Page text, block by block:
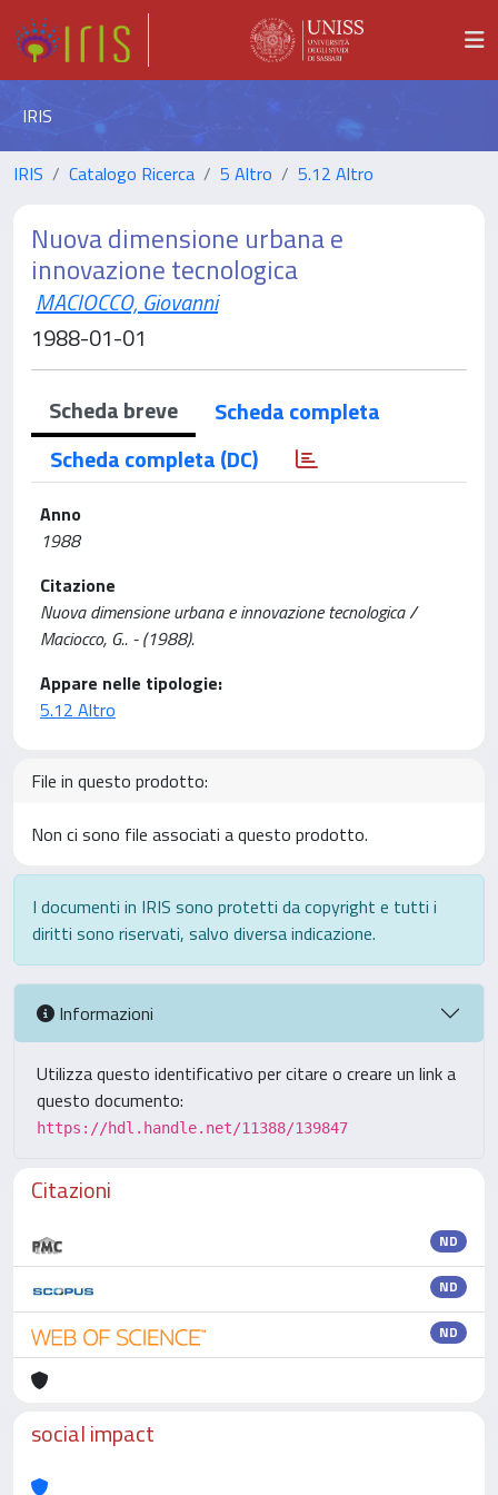
IRIS
IRIS Catalogo Ricerca 5 Altro 5.12 Altro
Nuova dimensione urbana e
innovazione tecnologica
MACIOCCO, Giovanni
1988-01-01
Scheda breve
Scheda completa
Scheda completa (DC)
Anno
1988
Citazione
Nuova dimensione urbana e innovazione tecnologica /
Maciocco, G.. - (1988).
Appare nelle tipologie:
5.12 Altro
File in questo prodotto:
Non ci sono file associati a questo prodotto.
I documenti in IRIS sono protetti da copyright e tutti i
diritti sono riservati, salvo diversa indicazione.
Informazioni
Utilizza questo identificativo per citare o creare un link a
questo documento:
https://hdl.handle.net/11388/139847
Citazioni
ND
ND
ND
social impact